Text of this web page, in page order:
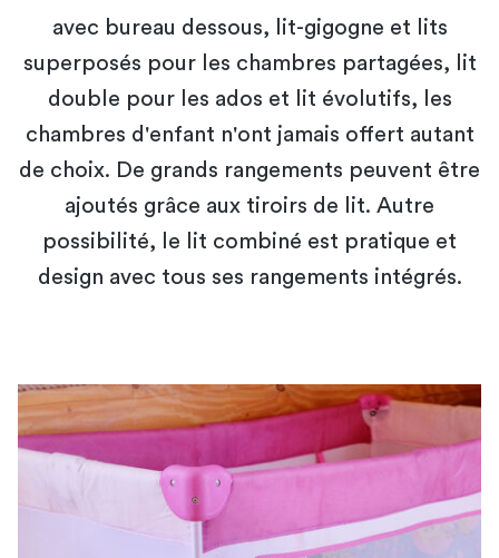
avec bureau dessous, lit-gigogne et lits
superposés pour les chambres partagées, lit
double pour les ados et lit évolutifs, les
chambres d'enfant n'ont jamais offert autant
de choix. De grands rangements peuvent être
ajoutés grâce aux tiroirs de lit. Autre
possibilité, le lit combiné est pratique et
design avec tous ses rangements intégrés.